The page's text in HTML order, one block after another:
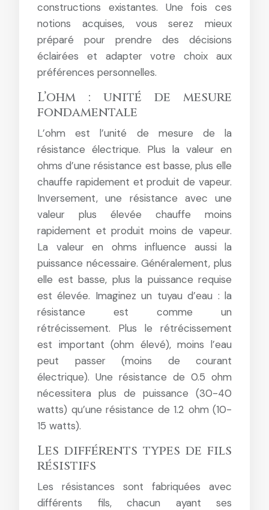
constructions existantes. Une fois ces
notions acquises, vous serez mieux
préparé pour prendre des décisions
éclairées et adapter votre choix aux
préférences personnelles.
L’ohm : unité de mesure
fondamentale
L’ohm est l’unité de mesure de la
résistance électrique. Plus la valeur en
ohms d’une résistance est basse, plus elle
chauffe rapidement et produit de vapeur.
Inversement, une résistance avec une
valeur plus élevée chauffe moins
rapidement et produit moins de vapeur.
La valeur en ohms influence aussi la
puissance nécessaire. Généralement, plus
elle est basse, plus la puissance requise
est élevée. Imaginez un tuyau d’eau : la
résistance est comme un
rétrécissement. Plus le rétrécissement
est important (ohm élevé), moins l’eau
peut passer (moins de courant
électrique). Une résistance de 0.5 ohm
nécessitera plus de puissance (30-40
watts) qu’une résistance de 1.2 ohm (10-
15 watts).
Les différents types de fils
résistifs
Les résistances sont fabriquées avec
différents fils, chacun ayant ses